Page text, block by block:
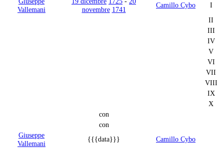
Vallemani
novembre 1741
Camillo Cybo
I
II
III
IV
V
VI
VII
VIII
IX
X
con
con
Giuseppe
Vallemani
{{{data}}} Camillo Cybo